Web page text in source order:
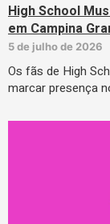
High School
em Campina
5 de julho de 2026
Os fãs de High
marcar presença